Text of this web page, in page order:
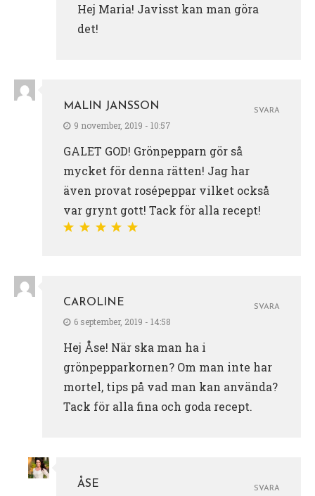
Hej Maria! Javisst kan man göra
det!
MALIN JANSSON
9 november, 2019 - 10:57
GALET GOD! Grönpepparn gör så
mycket för denna rätten! Jag har
även provat rosépeppar vilket också
var grynt gott! Tack för alla recept!
SVARA
CAROLINE
6 september, 2019 - 14:58
Hej Åse! När ska man ha i
grönpepparkornen? Om man inte har
mortel, tips på vad man kan använda?
Tack för alla fina och goda recept.
SVARA
ÅSE
SVARA